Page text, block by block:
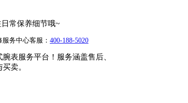
常保养细节哦~
务中心客服： 400-188-5020